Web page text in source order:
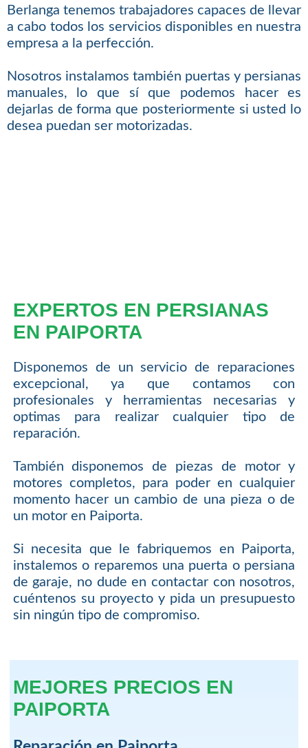
Berlanga tenemos trabajadores capaces de llevar
a cabo todos los servicios disponibles en nuestra
empresa a la perfección.
Nosotros instalamos también puertas y persianas
manuales, lo que sí que podemos hacer es
dejarlas de forma que posteriormente si usted lo
desea puedan ser motorizadas.
EXPERTOS EN PERSIANAS
EN PAIPORTA
Disponemos de un servicio de reparaciones
excepcional, ya que contamos con
profesionales y herramientas necesarias y
optimas para realizar cualquier tipo de
reparación.
También disponemos de piezas de motor y
motores completos, para poder en cualquier
momento hacer un cambio de una pieza o de
un motor en Paiporta.
Si necesita que le fabriquemos en Paiporta,
instalemos o reparemos una puerta o persiana
de garaje, no dude en contactar con nosotros,
cuéntenos su proyecto y pida un presupuesto
sin ningún tipo de compromiso.
MEJORES PRECIOS EN
PAIPORTA